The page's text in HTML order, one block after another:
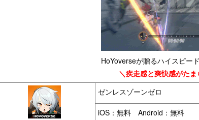
HoYoverseが贈るハイスピー
＼疾走感と爽快感がた
ゼンレスゾーンゼロ
iOS：無料 Android：無料